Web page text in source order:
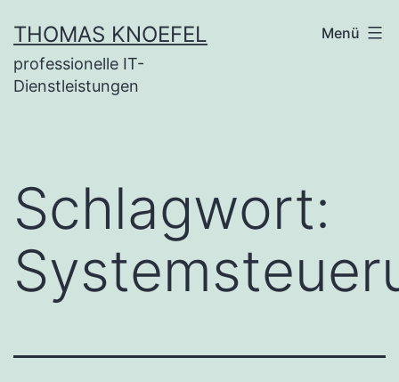
Inhalt
springen
THOMAS KNOEFEL
professionelle IT-
Dienstleistungen
Menü
Schlagwort: